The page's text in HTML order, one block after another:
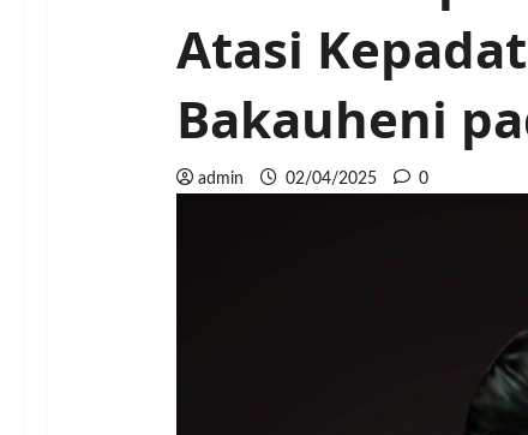
Atasi
Bakauheni
admin 02/04/2025 0